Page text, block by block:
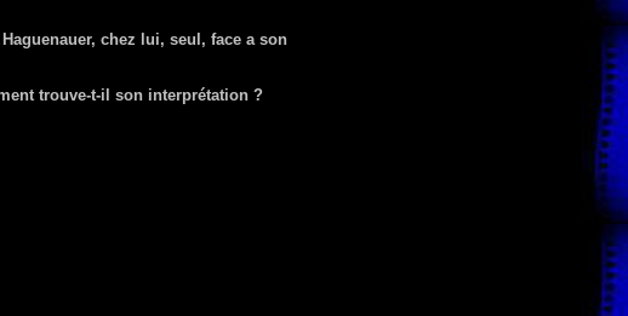
chez lui, seul, face a son
trouve-t-il son interprétation ?